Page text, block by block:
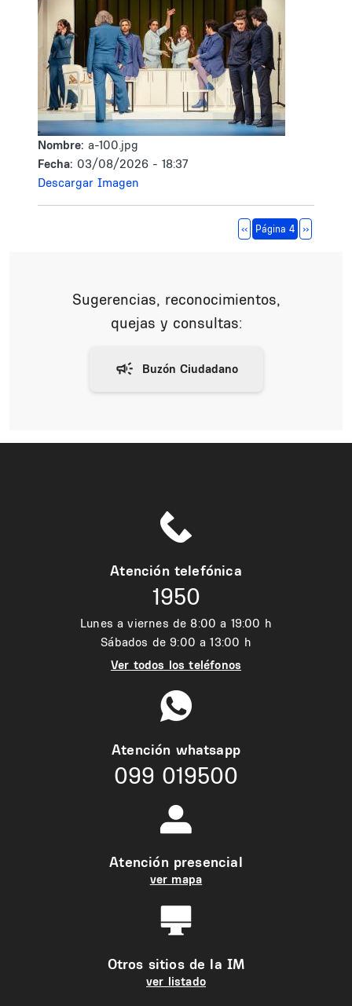
Nombre: a-100.jpg
Fecha: 03/08/2026 - 18:37
Descargar Imagen
Página anterior
‹‹ Página 4 Siguiente
››
Sugerencias, reconocimientos,
quejas y consultas:
Atención telefónica
1950
Lunes a viernes de 8:00 a 19:00 h
Sábados de 9:00 a 13:00 h
Ver todos los teléfonos
Atención whatsapp
099 019500
Atención presencial
ver mapa
Otros sitios de la IM
ver listado